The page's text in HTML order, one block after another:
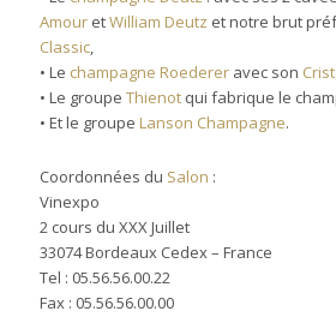
Amour etWilliam Deutz et notre brut
Classic,
• Le champagne Roederer avec son
• Le groupeThienot qui fabrique le
• Et le groupe Lanson Champagne.
Coordonnées du Salon :
Vinexpo
2 cours du XXX Juillet
33074 Bordeaux Cedex – France
Tel : 05.56.56.00.22
Fax : 05.56.56.00.00